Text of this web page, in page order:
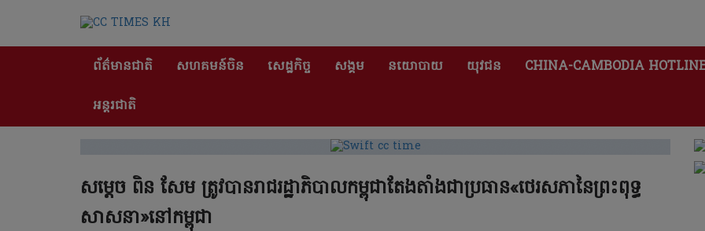
ព័ត៌មានជាតិ សហគមន៍ចិន សេដ្ឋកិច្ច សង្គម នយោបាយ យុវជន CHINA-CAMBODIA
អន្តរជាតិ
សម្ដេច ពិន សែម ត្រូវបានរាជរដ្ឋាភិបាលកម្ពុជាតែងតាំងជាប្រធាន«ថេរសភានៃព្រះពុទ្ធ
សាសនា»នៅកម្ពុជា